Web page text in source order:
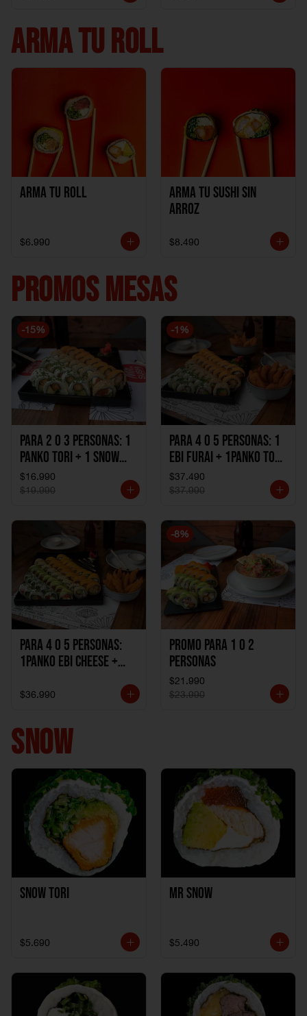
ARMA TU ROLL
Arma Tu Roll
$6.990
Arma tu Sushi sin
Arroz
$8.490
PROMOS MESAS
-15%
Para 2 o 3 personas: 1
Panko Tori + 1 Snow
Ebi Cheese + 1
California Sake Cheese
$16.990
$19.990
-1 %
Para 4 o 5 personas: 1
Ebi Furai + 1Panko Tori
+ 1Snow Kani +
1California Sake +
1Katzu de Camaron
$37.490
$37.990
Para 4 o 5 personas:
1Panko Ebi Cheese +
Sake + 1Avocado Beto
1Katzu de Pollo
$36.990
-8%
Promo Para 1 o 2
personas
$21.990
$23.990
SNOW
Snow Tori
$5.690
Mr Snow
$5.490